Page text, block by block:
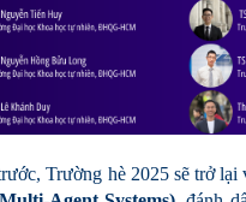
Trường hè 2025 sẽ trở